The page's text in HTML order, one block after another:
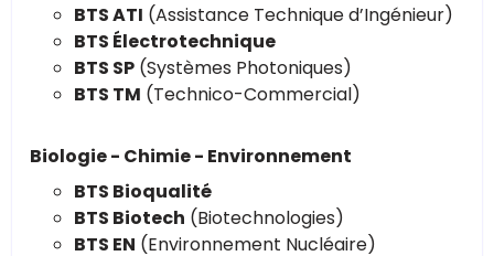
BTS ATI (Assistance Technique d’Ingénieur)
BTS Électrotechnique
BTS SP (Systèmes Photoniques)
BTS TM (Technico-Commercial)
Biologie - Chimie - Environnement
BTS Bioqualité
BTS Biotech (Biotechnologies)
BTS EN (Environnement Nucléaire)